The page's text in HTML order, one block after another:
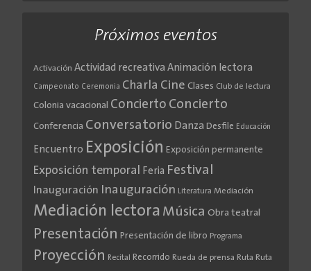
Próximos eventos
Activación Actividad recreativa Animación lectora
Campeonato Ceremonia Charla Cine Clases Club de lectura
Colonia vacacional Concierto Concierto
Conferencia Conversatorio Danza Desfile Educación
Encuentro Exposición Exposición permanente
Exposición temporal Feria Festival
Inauguración Inauguración Literatura Mediación
Mediación lectora Música Obra teatral
Presentación Presentación de libro Programa
Proyección Recital Recorrido Rueda de prensa Ruta Ruta